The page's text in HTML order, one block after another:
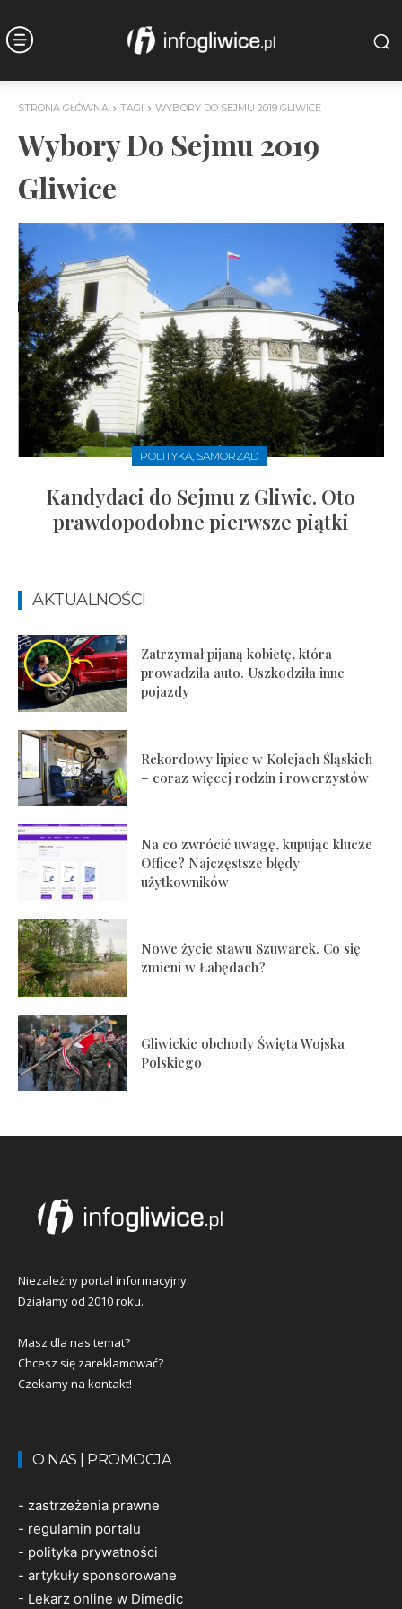
STRONA GŁÓWNA TAGI WYBORY DO SEJMU 2019 GLIWICE
Wybory Do Sejmu 2019
Gliwice
POLITYKA, SAMORZĄD
Kandydaci do Sejmu z Gliwic. Oto
prawdopodobne pierwsze piątki
AKTUALNOŚCI
Zatrzymał pijaną kobietę, która
prowadziła auto. Uszkodziła inne
pojazdy
Rekordowy lipiec w Kolejach Śląskich
– coraz więcej rodzin i rowerzystów
Na co zwrócić uwagę, kupując klucze
Office? Najczęstsze błędy
użytkowników
Nowe życie stawu Szuwarek. Co się
zmieni w Łabędach?
Gliwickie obchody Święta Wojska
Polskiego
Niezależny portal informacyjny.
Działamy od 2010 roku.
Masz dla nas temat?
Chcesz się zareklamować?
Czekamy na kontakt!
O NAS | PROMOCJA
- zastrzeżenia prawne
- regulamin portalu
- polityka prywatności
- artykuły sponsorowane
- Lekarz online w Dimedic